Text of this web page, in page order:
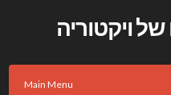
ויקטוריה
Main Menu